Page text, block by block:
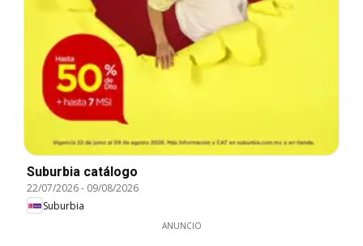
Suburbia catálogo
22/07/2026- 09/08/2026
Suburbia
ANUNCIO